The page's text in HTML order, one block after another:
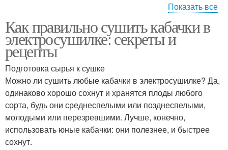
Сушеные кабачки Кабачки на зиму
Кабачки в сушилке
Чипсы из вяленой
клубники
Кабачки в домашних
Показать все
Как правильно сушить кабачки в
электросушилке: секреты и
рецепты
Подготовка сырья к сушке
Можно ли сушить любые кабачки в электросушилке? Да,
одинаково хорошо сохнут и хранятся плоды любого
сорта, будь они среднеспелыми или позднеспелыми,
молодыми или перезревшими. Лучше, конечно,
использовать юные кабачки: они полезнее, и быстрее
сохнут.